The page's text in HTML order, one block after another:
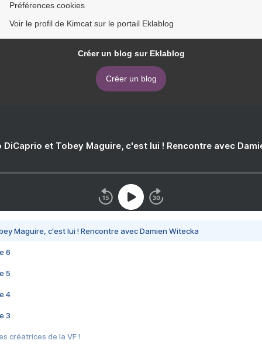
Préférences cookies
Voir le profil de Kimcat sur le portail Eklablog
Créer un blog sur Eklablog
Créer un blog
DiCaprio et Tobey Maguire, c'est lui ! Rencontre avec
Maguire, c'est lui ! Rencontre avec Damien Witecka
6
5
4
3
créatrices de la VF !